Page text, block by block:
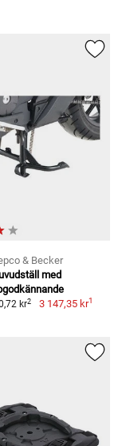
& Becker
med
kr2 3 147,35 kr1